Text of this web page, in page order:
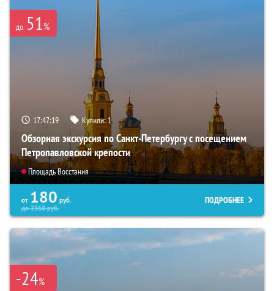
до 51%
17:47:18 Купили:1
Обзорная экскурсия по Санкт-Петербургу с посещением
Петропавловской крепости
Площадь Восстания
от 180 руб.
до2360руб.
ПОДРОБНЕЕ
-24%